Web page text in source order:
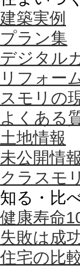
建築実例
プラン集
デジタル
リフォー
スモリの
よくある
土地情報
未公開情報
クラスモリ
知る・比
健康寿命
失敗は成
住宅の比